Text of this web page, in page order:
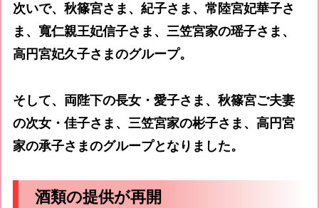
次いで、秋篠宮さま、紀子さま、常陸宮妃華子さ
ま、寬仁親王妃信子さま、三笠宮家の瑶子さま、
高円宮妃久子さまのグループ。
そして、両陛下の長女・愛子さま、秋篠宮ご夫妻
の次女・佳子さま、三笠宮家の彬子さま、高円宮
家の承子さまのグループとなりました。
酒類の提供が再開